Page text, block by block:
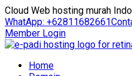
Cloud Web hosting murah
WhatApp: +62811682661
Member Login
Home